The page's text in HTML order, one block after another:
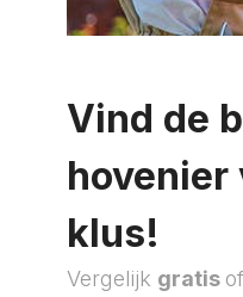
Vind de
hovenier
klus!
Vergelijk gratis